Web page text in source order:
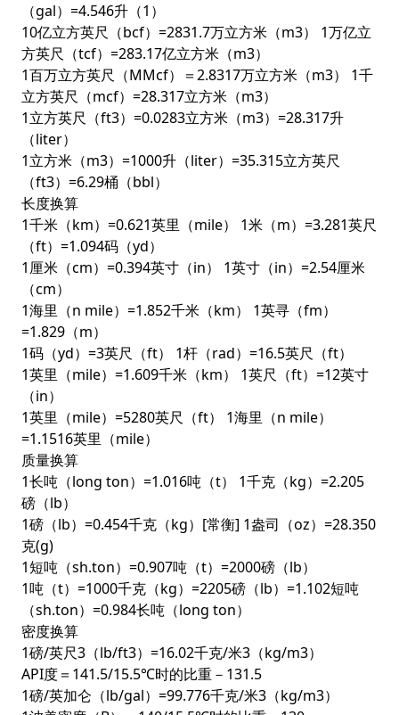
（gal）=4.546升（1）
10亿立方英尺（bcf）=2831.7万立方米（m3） 1万亿立
方英尺（tcf）=283.17亿立方米（m3）
1百万立方英尺（MMcf）＝2.8317万立方米（m3） 1千
立方英尺（mcf）=28.317立方米（m3）
1立方英尺（ft3）=0.0283立方米（m3）=28.317升
（liter）
1立方米（m3）=1000升（liter）=35.315立方英尺
（ft3）=6.29桶（bbl）
长度换算
1千米（km）=0.621英里（mile） 1米（m）=3.281英尺
（ft）=1.094码（yd）
1厘米（cm）=0.394英寸（in） 1英寸（in）=2.54厘米
（cm）
1海里（n mile）=1.852千米（km） 1英寻（fm）
=1.829（m）
1码（yd）=3英尺（ft） 1杆（rad）=16.5英尺（ft）
1英里（mile）=1.609千米（km） 1英尺（ft）=12英寸
（in）
1英里（mile）=5280英尺（ft） 1海里（n mile）
=1.1516英里（mile）
质量换算
1长吨（long ton）=1.016吨（t） 1千克（kg）=2.205
磅（lb）
1磅（lb）=0.454千克（kg）[常衡] 1盎司（oz）=28.350
克(g)
1短吨（sh.ton）=0.907吨（t）=2000磅（lb）
1吨（t）=1000千克（kg）=2205磅（lb）=1.102短吨
（sh.ton）=0.984长吨（long ton）
密度换算
1磅/英尺3（lb/ft3）=16.02千克/米3（kg/m3）
API度＝141.5/15.5℃时的比重－131.5
1磅/英加仑（lb/gal）=99.776千克/米3（kg/m3）